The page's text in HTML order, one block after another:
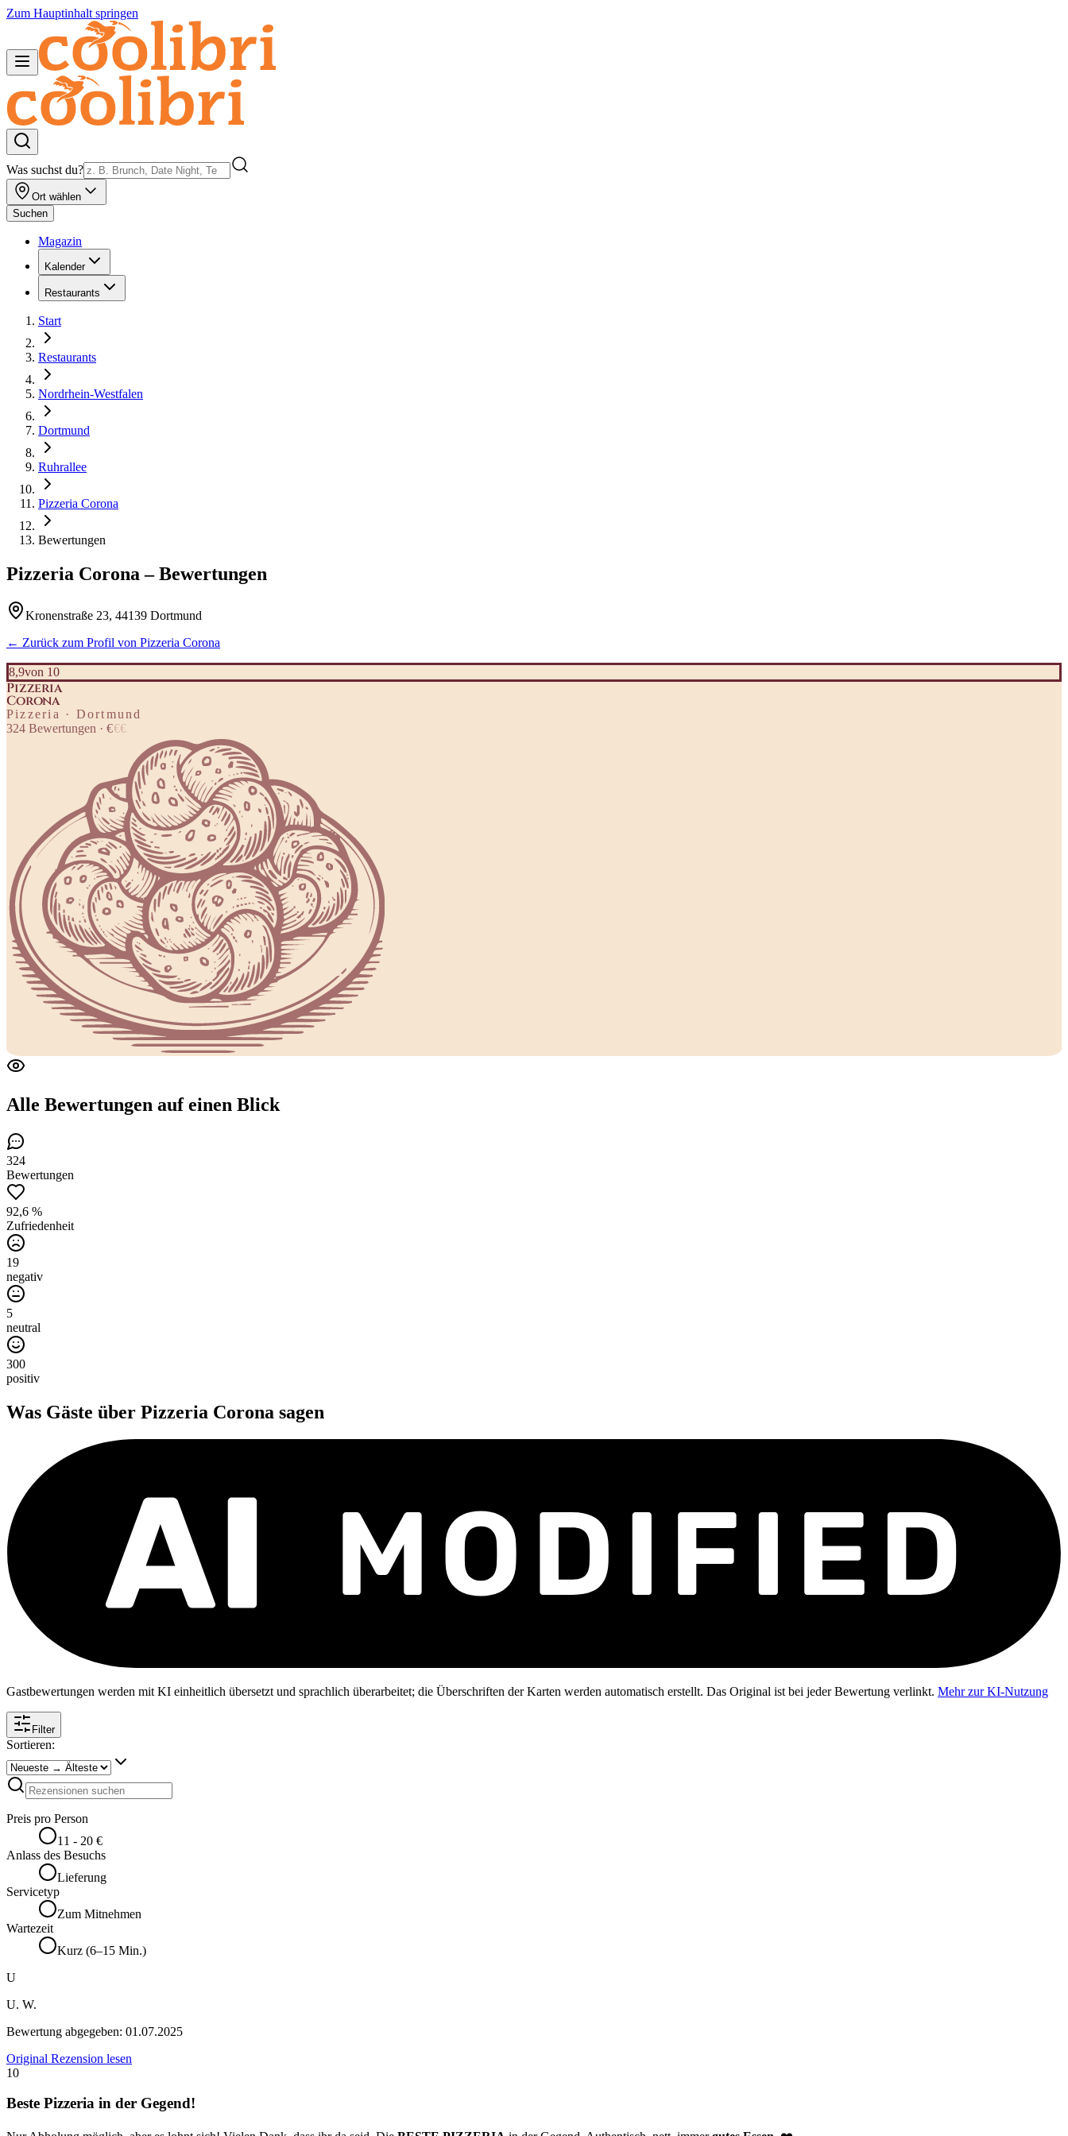
Zum Hauptinhalt springen
Was suchst du?
Ort wählen
Suchen
Magazin
Kalender
Restaurants
Start
Restaurants
Nordrhein-Westfalen
Dortmund
Ruhrallee
Pizzeria Corona
Bewertungen
Pizzeria Corona – Bewertungen
Kronenstraße 23, 44139 Dortmund
← Zurück zum Profil von Pizzeria Corona
8,9von 10
Pizzeria
Corona
Pizzeria · Dortmund
324 Bewertungen · €€€
Alle Bewertungen auf einen Blick
324
Bewertungen
92,6 %
Zufriedenheit
19
negativ
5
neutral
300
positiv
Was Gäste über Pizzeria Corona sagen
Gastbewertungen werden mit KI einheitlich übersetzt und sprachlich überarbeitet; die Überschriften der Karten werden automatisch erstellt. Das Original ist bei jeder Bewertung verlinkt. Mehr zur KI-Nutzung
Filter
Sortieren:
Preis pro Person
11 - 20 €
Anlass des Besuchs
Lieferung
Servicetyp
Zum Mitnehmen
Wartezeit
Kurz (6–15 Min.)
U
U. W.
Bewertung abgegeben: 01.07.2025
Original Rezension lesen
10
Beste Pizzeria in der Gegend!